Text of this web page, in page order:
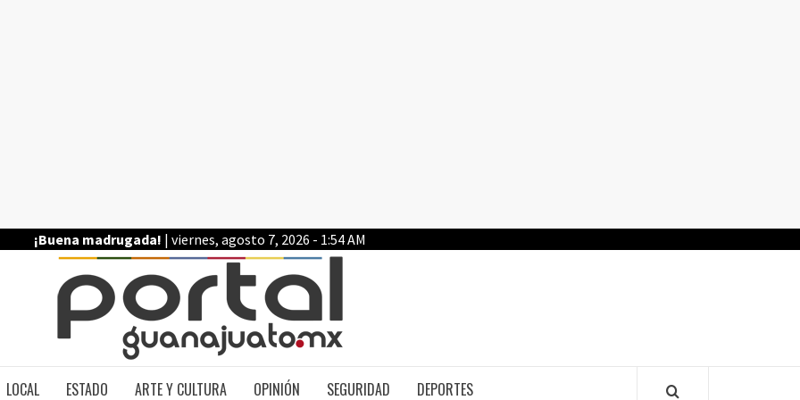
¡Buena madrugada! | viernes, agosto 7, 2026 - 1:54 AM
LOCAL ESTADO ARTE Y CULTURA OPINIÓN SEGURIDAD DEPORTES